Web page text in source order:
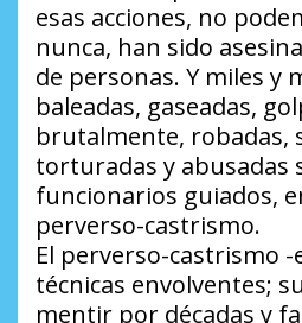
esas acciones, no
nunca, han sido
de personas. Y miles y
baleadas, gaseadas,
brutalmente, robadas,
torturadas y abusadas
funcionarios guiados,
perverso-castrismo.
El perverso-castrismo -
técnicas envolventes;
mentir por décadas y